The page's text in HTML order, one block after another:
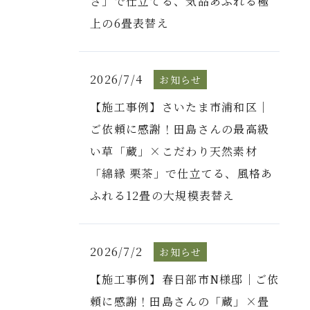
上の6畳表替え
2026/7/4 お知らせ
【施工事例】さいたま市浦和区｜
ご依頼に感謝！田島さんの最高級
い草「蔵」×こだわり天然素材
「綿縁 栗茶」で仕立てる、風格あ
ふれる12畳の大規模表替え
2026/7/2 お知らせ
【施工事例】春日部市N様邸｜ご依
頼に感謝！田島さんの「蔵」×畳